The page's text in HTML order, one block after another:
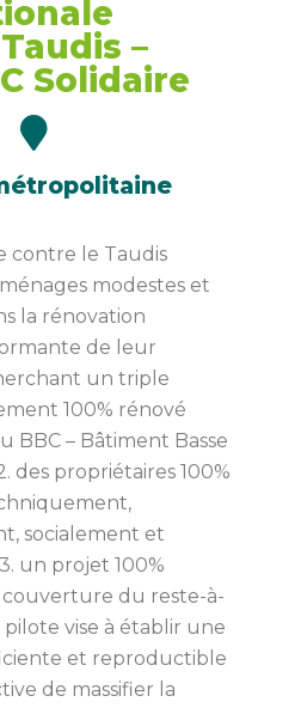
–
Solidaire
contre le Taudis
modestes et
la rénovation
de leur
un triple
100% rénové
BBC – Bâtiment Basse
des propriétaires 100%
socialement et
un projet 100%
couverture du reste-à-
vise à établir une
et reproductible
de massifier la